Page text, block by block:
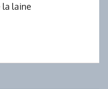
la laine